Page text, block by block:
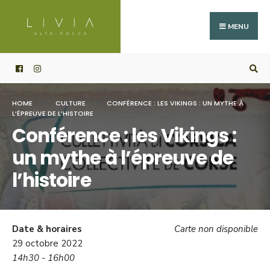
MENU
HOME CULTURE
CONFÉRENCE : LES VIKINGS : UN MYTHE À
L’ÉPREUVE DE L’HISTOIRE
Conférence : les Vikings :
un mythe à l’épreuve de
l’histoire
Carte non disponible
Date & horaires
29 octobre 2022
14h30 - 16h00
for: